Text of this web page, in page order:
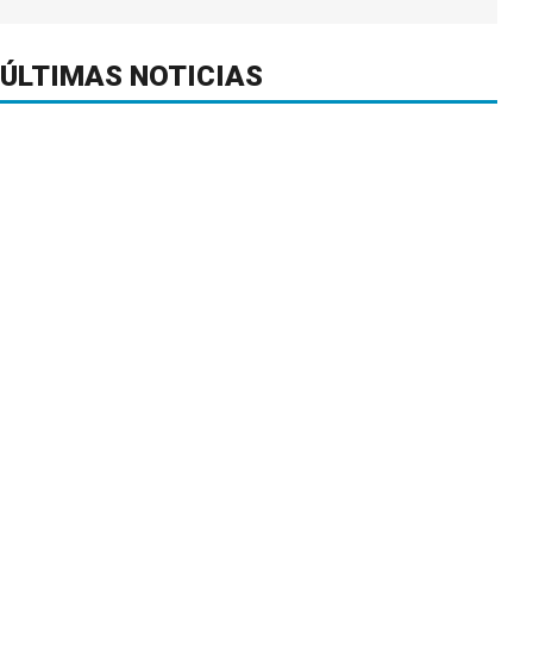
ÚLTIMAS NOTICIAS